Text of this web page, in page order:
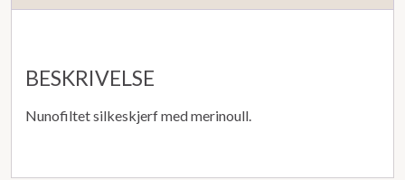
BESKRIVELSE
Nunofiltet silkeskjerf med merinoull.